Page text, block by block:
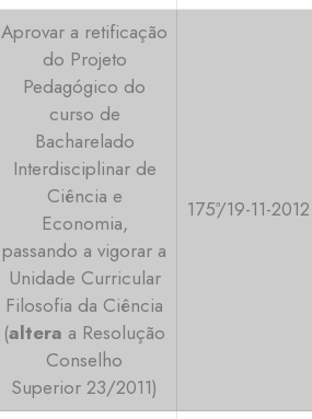
Aprovar a retificação
do Projeto
Pedagógico do
curso de
Bacharelado
Interdisciplinar de
Ciência e
Economia,
passando a vigorar a
Unidade Curricular
Filosofia da Ciência
(altera a Resolução
Conselho
Superior 23/2011)
175ª/19-11-2012